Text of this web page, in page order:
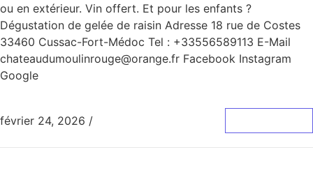
ou en extérieur. Vin offert. Et pour les enfants ?
Dégustation de gelée de raisin Adresse 18 rue de Costes
33460 Cussac-Fort-Médoc Tel : +33556589113 E-Mail
chateaudumoulinrouge@orange.fr Facebook Instagram
Google
février 24, 2026 /